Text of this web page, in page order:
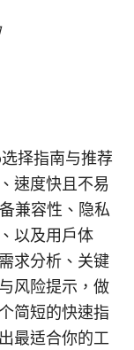
择指南与推荐
速度快且不易
兼容性、隐私
以及用户体
求分析、关键
风险提示，做
简短的快速指
最适合你的工